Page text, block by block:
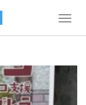
T
l